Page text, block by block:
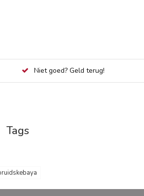
Niet goed? Geld terug!
Tags